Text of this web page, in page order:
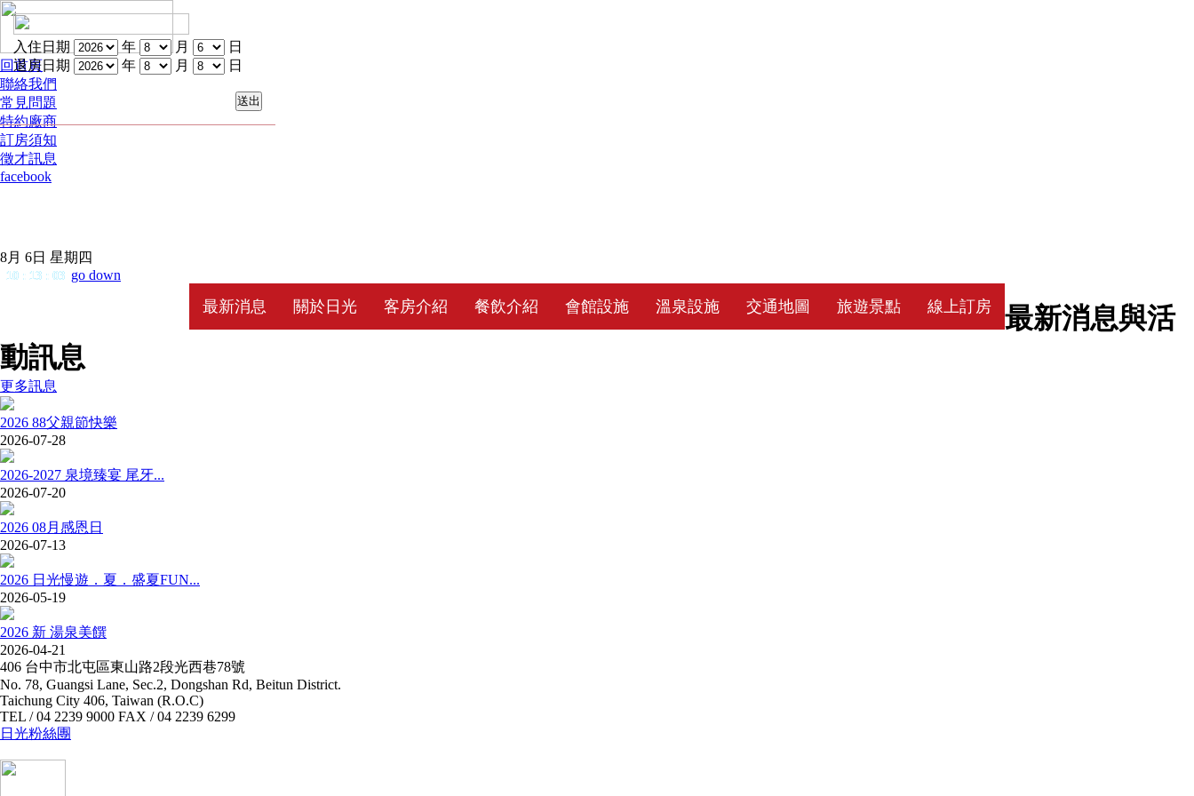
回首頁
聯絡我們
常見問題
特約廠商
訂房須知
徵才訊息
facebook
入住日期 年 月
日
退房日期
年 月 日
8月 6日 星期四
10 : 13 : 03 go down
最新消息 關於日光 客房介紹 餐飲介紹 會館設施 溫泉設施 交通地圖 旅遊景點 線上訂房
最新消息與活
動訊息
更多訊息
2026 88父親節快樂
2026-07-28
2026-2027 泉境臻宴 尾牙...
2026-07-20
2026 08月感恩日
2026-07-13
2026 日光慢遊．夏．盛夏FUN...
2026-05-19
2026 新 湯泉美饌
2026-04-21
406 台中市北屯區東山路2段光西巷78號
No. 78, Guangsi Lane, Sec.2, Dongshan Rd, Beitun District.
Taichung City 406, Taiwan (R.O.C)
TEL / 04 2239 9000 FAX / 04 2239 6299
日光粉絲團